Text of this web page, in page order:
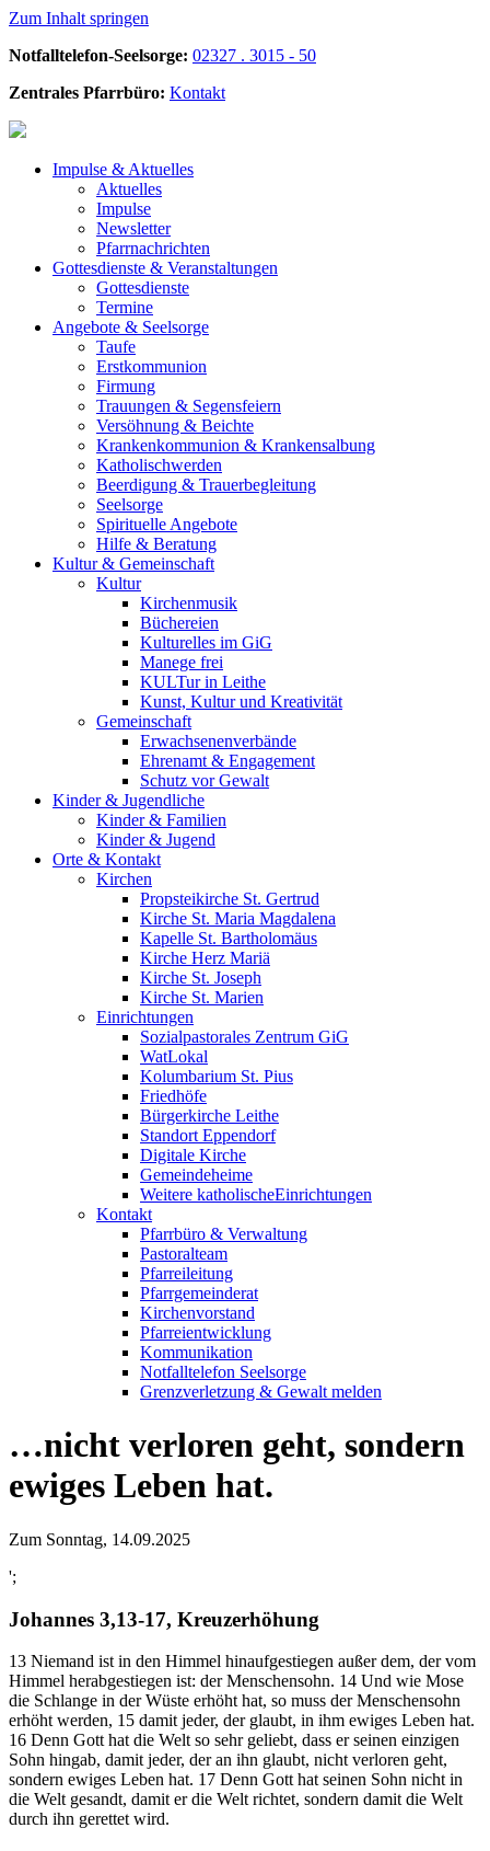
Zum Inhalt springen
Notfalltelefon-Seelsorge: 02327 . 3015 - 50
Zentrales Pfarrbüro: Kontakt
Impulse & Aktuelles
Aktuelles
Impulse
Newsletter
Pfarrnachrichten
Gottesdienste & Veranstaltungen
Gottesdienste
Termine
Angebote & Seelsorge
Taufe
Erstkommunion
Firmung
Trauungen & Segensfeiern
Versöhnung & Beichte
Krankenkommunion & Krankensalbung
Katholischwerden
Beerdigung & Trauerbegleitung
Seelsorge
Spirituelle Angebote
Hilfe & Beratung
Kultur & Gemeinschaft
Kultur
Kirchenmusik
Büchereien
Kulturelles im GiG
Manege frei
KULTur in Leithe
Kunst, Kultur und Kreativität
Gemeinschaft
Erwachsenenverbände
Ehrenamt & Engagement
Schutz vor Gewalt
Kinder & Jugendliche
Kinder & Familien
Kinder & Jugend
Orte & Kontakt
Kirchen
Propsteikirche St. Gertrud
Kirche St. Maria Magdalena
Kapelle St. Bartholomäus
Kirche Herz Mariä
Kirche St. Joseph
Kirche St. Marien
Einrichtungen
Sozialpastorales Zentrum GiG
WatLokal
Kolumbarium St. Pius
Friedhöfe
Bürgerkirche Leithe
Standort Eppendorf
Digitale Kirche
Gemeindeheime
Weitere katholische­­Einrichtungen
Kontakt
Pfarrbüro & Verwaltung
Pastoralteam
Pfarreileitung
Pfarrgemeinderat
Kirchenvorstand
Pfarreientwicklung
Kommunikation
Notfalltelefon Seelsorge
Grenzverletzung & Gewalt melden
…nicht verloren geht, sondern
ewiges Leben hat.
Zum Sonntag, 14.09.2025
';
Johannes 3,13-17, Kreuzerhöhung
13 Niemand ist in den Himmel hinaufgestiegen außer dem, der vom
Himmel herabgestiegen ist: der Menschensohn. 14 Und wie Mose
die Schlange in der Wüste erhöht hat, so muss der Menschensohn
erhöht werden, 15 damit jeder, der glaubt, in ihm ewiges Leben hat.
16 Denn Gott hat die Welt so sehr geliebt, dass er seinen einzigen
Sohn hingab, damit jeder, der an ihn glaubt, nicht verloren geht,
sondern ewiges Leben hat. 17 Denn Gott hat seinen Sohn nicht in
die Welt gesandt, damit er die Welt richtet, sondern damit die Welt
durch ihn gerettet wird.